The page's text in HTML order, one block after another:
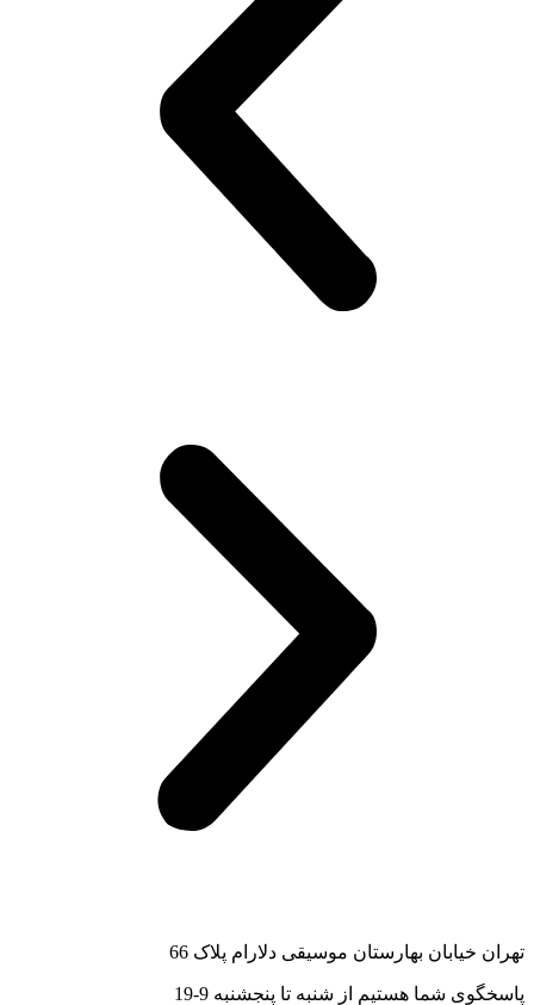
تهران خیابان بهارستان موسیقی دلارام پلاک 66
پاسخگوی شما هستیم از شنبه تا پنجشنبه 9-19